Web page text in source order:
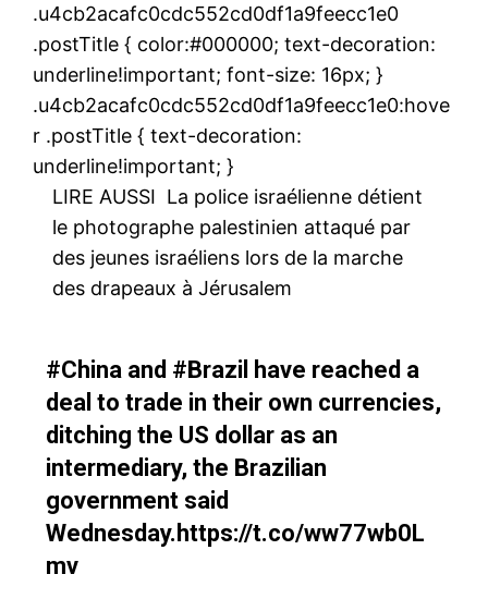
.u4cb2acafc0cdc552cd0df1a9feecc1e0
.postTitle { color:#000000; text-decoration:
underline!important; font-size: 16px; }
.u4cb2acafc0cdc552cd0df1a9feecc1e0:hove
r .postTitle { text-decoration:
underline!important; }
LIRE AUSSI La police israélienne détient
le photographe palestinien attaqué par
des jeunes israéliens lors de la marche
des drapeaux à Jérusalem
#China and #Brazil have reached a
deal to trade in their own currencies,
ditching the US dollar as an
intermediary, the Brazilian
government said
Wednesday. https://t.co/ww77wb0L
mv